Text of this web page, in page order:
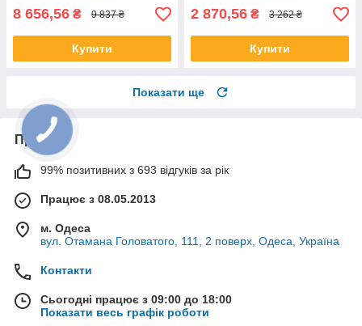
8 656,56 ₴ 9 837 ₴
Купити
2 870,56 ₴ 3 262 ₴
Купити
Показати ще
Про нас
99% позитивних з 693 відгуків за рік
Працює з 08.05.2013
м. Одеса
вул. Отамана Головатого, 111, 2 поверх, Одеса, Україна
Контакти
Сьогодні працює з 09:00 до 18:00
Показати весь графік роботи